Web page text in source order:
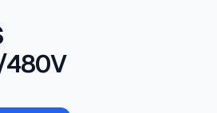
480V